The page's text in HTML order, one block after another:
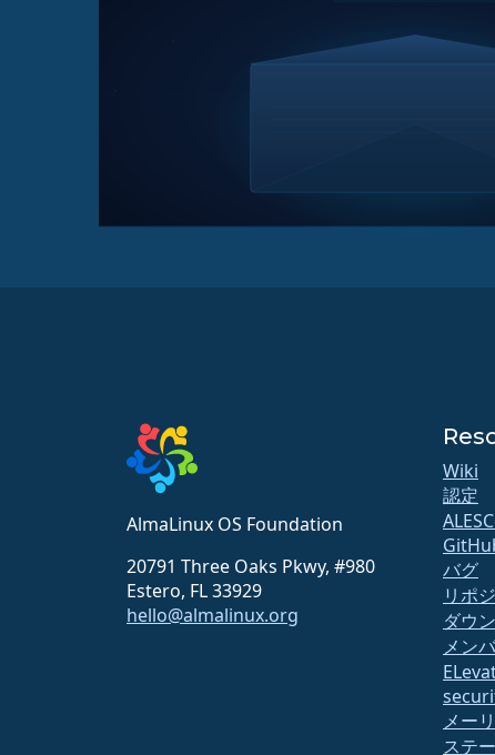
AlmaLinux OS Foundation
20791 Three Oaks Pkwy, #980
Estero, FL 33929
hello@almalinux.org
Wiki
認定
バグ
リポ
ダウ
メン
メー
ステ